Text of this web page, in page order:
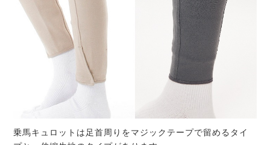
乗馬キュロットは足首周りをマジックテープで留めるタイ